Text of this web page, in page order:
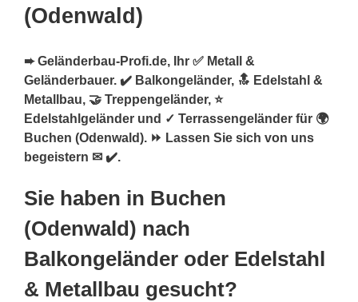
(Odenwald)
➨ Geländerbau-Profi.de, Ihr ✅ Metall &
Geländerbauer. ✔️ Balkongeländer, 🔝 Edelstahl &
Metallbau, 🤝 Treppengeländer, ⭐
Edelstahlgeländer und ✓ Terrassengeländer für 🌍
Buchen (Odenwald). ⏩ Lassen Sie sich von uns
begeistern ✉ ✔️.
Sie haben in Buchen
(Odenwald) nach
Balkongeländer oder Edelstahl
& Metallbau gesucht?